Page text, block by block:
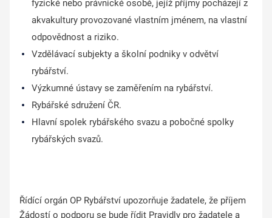
fyzické nebo právnické osobě, jejíž příjmy pocházejí z
akvakultury provozované vlastním jménem, na vlastní
odpovědnost a riziko.
Vzdělávací subjekty a školní podniky v odvětví
rybářství.
Výzkumné ústavy se zaměřením na rybářství.
Rybářské sdružení ČR.
Hlavní spolek rybářského svazu a pobočné spolky
rybářských svazů.
Řídící orgán OP Rybářství upozorňuje žadatele, že příjem
Žádostí o podporu se bude řídit Pravidly pro žadatele a